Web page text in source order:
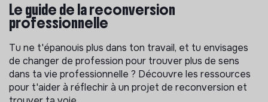
Le guide de la reconversion
professionnelle
Tu ne t'épanouis plus dans ton travail, et tu envisages
de changer de profession pour trouver plus de sens
dans ta vie professionnelle ? Découvre les ressources
pour t'aider à réflechir à un projet de reconversion et